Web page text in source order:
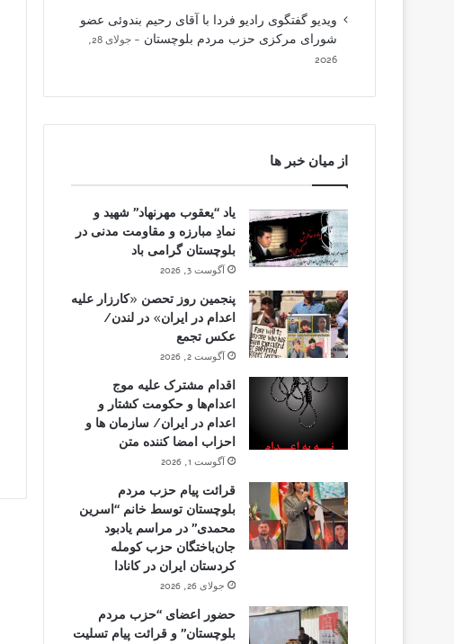
ویدیو گفتگوی رادیو فردا با آقای رحیم بندوئی عضو
شورای مرکزی حزب مردم بلوچستان
جولای 28,
2026
از میان خبر ها
یاد “یعقوب مهرنهاد” شهید و
نمادِ مبارزه و مقاومت مدنی در
بلوچستان گرامی باد
آگوست 3, 2026
پنجمین روز تحصن «کارزار علیه
اعدام در ایران» در لندن/
عکس تجمع
آگوست 2, 2026
اقدام مشترک علیه موج
اعدام‌ها و حکومت کشتار و
اعدام در ایران/ سازمان ها و
احزاب امضا کننده متن
آگوست 1, 2026
قرائت پیام حزب مردم
بلوچستان توسط خانم “اسرین
محمدی” در مراسم یادبود
جان‌باختگان حزب کومله
کردستان ایران در کانادا
جولای 26, 2026
حضور اعضای “حزب مردم
بلوچستان” و قرائت پیام تسلیت